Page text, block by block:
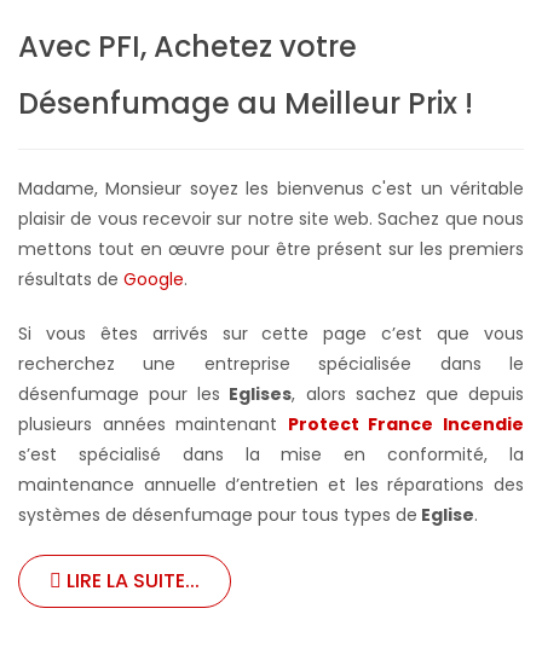
Avec PFI, Achetez votre
Désenfumage au Meilleur Prix !
Madame, Monsieur soyez les bienvenus c'est un véritable
plaisir de vous recevoir sur notre site web. Sachez que nous
mettons tout en œuvre pour être présent sur les premiers
résultats de Google.
Si vous êtes arrivés sur cette page c’est que vous
recherchez une entreprise spécialisée dans le
désenfumage pour les Eglises, alors sachez que depuis
plusieurs années maintenant Protect France Incendie
s’est spécialisé dans la mise en conformité, la
maintenance annuelle d’entretien et les réparations des
systèmes de désenfumage pour tous types de Eglise.
LIRE LA SUITE...